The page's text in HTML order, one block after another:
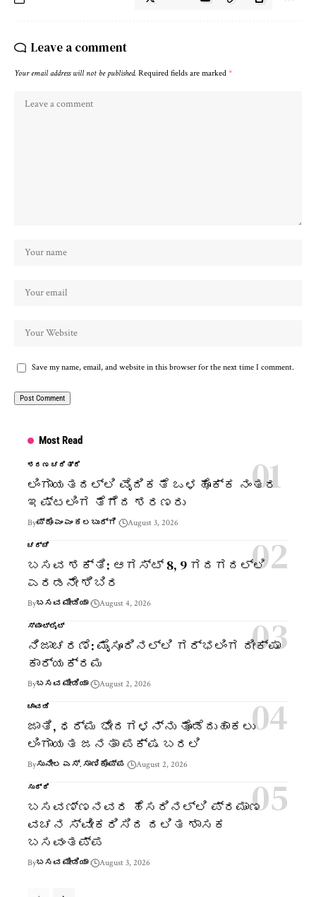
Leave a comment
Your email address will not be published. Required fields are marked *
Save my name, email, and website in this browser for the next time I comment.
Most Read
ಶರಣ ಚರಿತ್ರೆ
ಲಿಂಗಾಯತದಲ್ಲಿ ವೈದಿಕತೆ ಒಳಹೊಕ್ಕ ನಂತರ
ಇಷ್ಟಲಿಂಗ ತೆಗೆದ ಶರಣರು
Byಪ್ರೊ ಎಂ ಎಂ ಕಲಬುರ್ಗಿ August 3, 2026
ಚರ್ಚೆ
ಬಸವ ಶಕ್ತಿ: ಆಗಸ್ಟ್ 8, 9 ಗದಗದಲ್ಲಿ
ಎರಡನೇ ಶಿಬಿರ
Byಬಸವ ಮೀಡಿಯಾ August 4, 2026
ಸ್ಪಾಟ್‌ಲೈಟ್
ನಿಜಾಚರಣೆ: ಮೈಸೂರಿನಲ್ಲಿ ಗರ್ಭಲಿಂಗ ದೀಕ್ಷಾ
ಕಾರ್ಯಕ್ರಮ
Byಬಸವ ಮೀಡಿಯಾ August 2, 2026
ಚಾವಡಿ
ಜಾತಿ, ಧರ್ಮ ಭೇದಗಳನ್ನು ತೊಡೆದುಹಾಕಲು
ಲಿಂಗಾಯತ ಜನತಾ ಪಕ್ಷ ಬರಲಿ
Byಸುನೀಲ ಎಸ್. ಸಾಣಿಕೊಪ್ಪ August 2, 2026
ಸುದ್ದಿ
ಬಸವಣ್ಣನವರ ಹೆಸರಿನಲ್ಲಿ ಪ್ರಮಾಣ
ವಚನ ಸ್ವೀಕರಿಸಿದ ದಲಿತ ಶಾಸಕ
ಬಸವಂತಪ್ಪ
Byಬಸವ ಮೀಡಿಯಾ August 3, 2026